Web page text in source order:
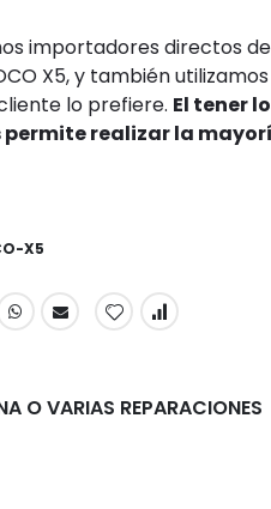
importadores directos
X5, y también
lo prefiere. El tener
realizar la
X5
O VARIAS REPARACIONES